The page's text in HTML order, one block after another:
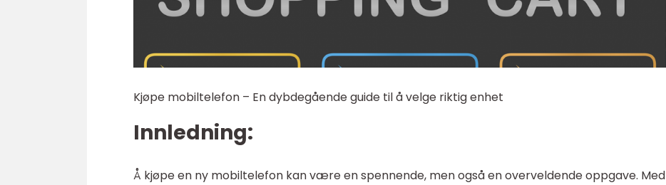
Kjøpe mobiltelefon – En dybdegående guide til å velge riktig enhet
Innledning:
Å kjøpe en ny mobiltelefon kan være en spennende, men også en overveldende oppgave. Med